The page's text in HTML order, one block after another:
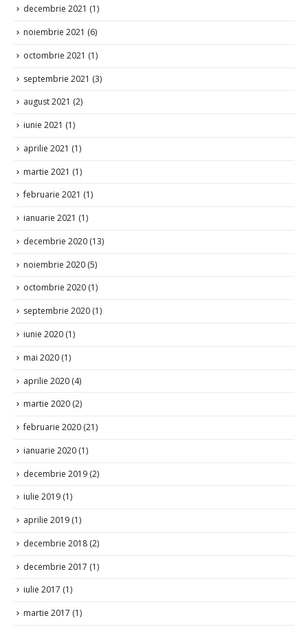
decembrie 2021 (1)
noiembrie 2021 (6)
octombrie 2021 (1)
septembrie 2021 (3)
august 2021 (2)
iunie 2021 (1)
aprilie 2021 (1)
martie 2021 (1)
februarie 2021 (1)
ianuarie 2021 (1)
decembrie 2020 (13)
noiembrie 2020 (5)
octombrie 2020 (1)
septembrie 2020 (1)
iunie 2020 (1)
mai 2020 (1)
aprilie 2020 (4)
martie 2020 (2)
februarie 2020 (21)
ianuarie 2020 (1)
decembrie 2019 (2)
iulie 2019 (1)
aprilie 2019 (1)
decembrie 2018 (2)
decembrie 2017 (1)
iulie 2017 (1)
martie 2017 (1)